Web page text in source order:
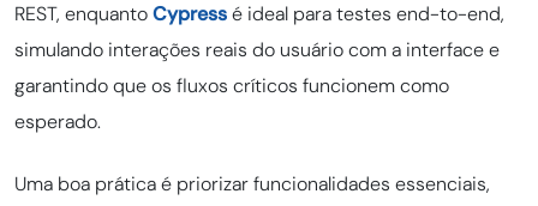
REST, enquantoCypressé ideal para testes end-to-end,
simulando interações reais do usuário com a interface e
garantindo que os fluxos críticos funcionem como
esperado.
Uma boa prática é priorizar funcionalidades essenciais,